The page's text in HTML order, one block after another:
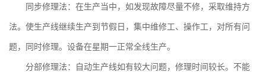
同步修理法：在生产当中，如发现故障尽量不修，采取维持方
法。使生产线继续生产到节假日，集中维修工、操作工，对所有问
题，同时修理。设备在星期一正常全线生产。
分部修理法：自动生产线如有较大问题，修理时间较长。不能